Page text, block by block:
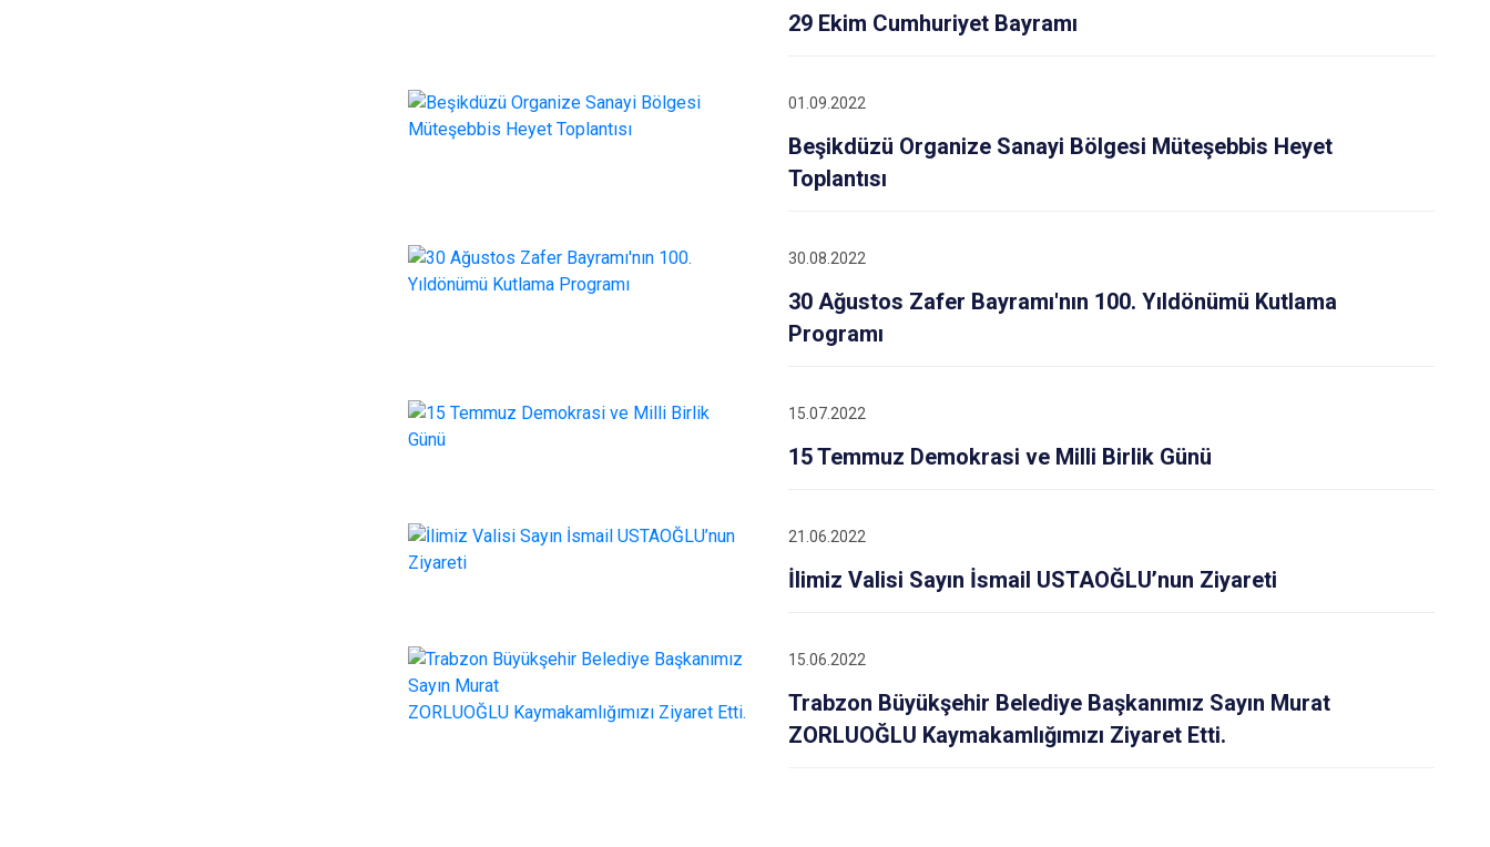
29 Ekim Cumhuriyet Bayramı
01.09.2022
Beşikdüzü Organize Sanayi Bölgesi Müteşebbis Heyet
Toplantısı
30.08.2022
30 Ağustos Zafer Bayramı'nın 100. Yıldönümü Kutlama
Programı
15.07.2022
15 Temmuz Demokrasi ve Milli Birlik Günü
21.06.2022
İlimiz Valisi Sayın İsmail USTAOĞLU’nun Ziyareti
15.06.2022
Trabzon Büyükşehir Belediye Başkanımız Sayın Murat
ZORLUOĞLU Kaymakamlığımızı Ziyaret Etti.